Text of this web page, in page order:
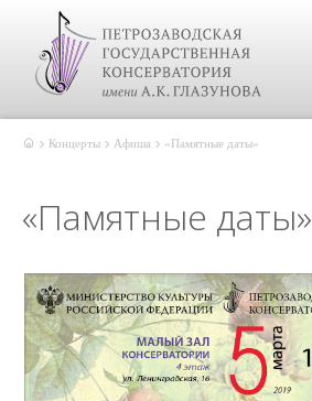
Концерты Афиша «Памятные даты»
«Памятные даты»